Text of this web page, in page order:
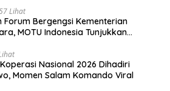
Lihat
Forum Bergengsi Kementerian
MOTU Indonesia Tunjukkan
Nasional 2026 Dihadiri
Momen Salam Komando Viral